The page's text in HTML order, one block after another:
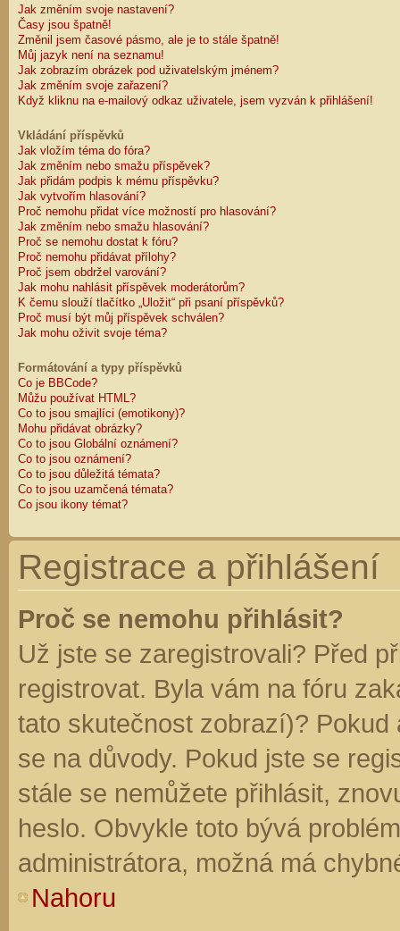
Jak změním svoje nastavení?
Časy jsou špatně!
Změnil jsem časové pásmo, ale je to stále špatně!
Můj jazyk není na seznamu!
Jak zobrazím obrázek pod uživatelským jménem?
Jak změním svoje zařazení?
Když kliknu na e-mailový odkaz uživatele, jsem vyzván k přihlášení!
Vkládání příspěvků
Jak vložím téma do fóra?
Jak změním nebo smažu příspěvek?
Jak přidám podpis k mému příspěvku?
Jak vytvořím hlasování?
Proč nemohu přidat více možností pro hlasování?
Jak změním nebo smažu hlasování?
Proč se nemohu dostat k fóru?
Proč nemohu přidávat přílohy?
Proč jsem obdržel varování?
Jak mohu nahlásit příspěvek moderátorům?
K čemu slouží tlačítko „Uložit“ při psaní příspěvků?
Proč musí být můj příspěvek schválen?
Jak mohu oživit svoje téma?
Formátování a typy příspěvků
Co je BBCode?
Můžu používat HTML?
Co to jsou smajlíci (emotikony)?
Mohu přidávat obrázky?
Co to jsou Globální oznámení?
Co to jsou oznámení?
Co to jsou důležitá témata?
Co to jsou uzamčená témata?
Co jsou ikony témat?
Registrace a přihlášení
Proč se nemohu přihlásit?
Už jste se zaregistrovali? Před
registrovat. Byla vám na fóru
tato skutečnost zobrazí)?
se na důvody. Pokud jste se
stále se nemůžete přihlásit,
heslo. Obvykle toto bývá
administrátora, možná má
Nahoru